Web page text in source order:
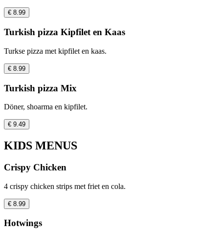
€ 8.99
Turkish pizza Kipfilet en Kaas
Turkse pizza met kipfilet en kaas.
€ 8.99
Turkish pizza Mix
Döner, shoarma en kipfilet.
€ 9.49
KIDS MENUS
Crispy Chicken
4 crispy chicken strips met friet en cola.
€ 8.99
Hotwings